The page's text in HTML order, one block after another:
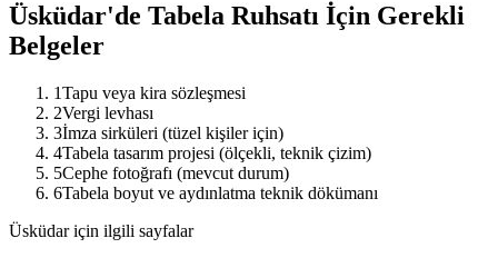
Üsküdar'de Tabela Ruhsatı İçin Gerekli
Belgeler
1Tapu veya kira sözleşmesi
2Vergi levhası
3İmza sirküleri (tüzel kişiler için)
4Tabela tasarım projesi (ölçekli, teknik çizim)
5Cephe fotoğrafı (mevcut durum)
6Tabela boyut ve aydınlatma teknik dökümanı
Üsküdar için ilgili sayfalar